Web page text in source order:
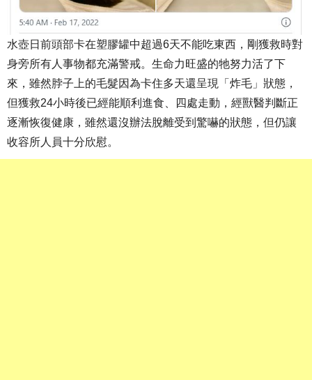
水壺日前頭部卡在塑膠罐中超過6天不能吃東西，剛獲救時對
身旁所有人事物都充滿警戒。生命力旺盛的牠努力活了下
來，雖然脖子上的毛髮因為卡住多天還呈現「炸毛」狀態，
但獲救24小時後已經能順利進食、四處走動，經獸醫判斷正
逐漸恢復健康，雖然還沒辦法脫離受到驚嚇的狀態，但仍讓
收容所人員十分欣慰。